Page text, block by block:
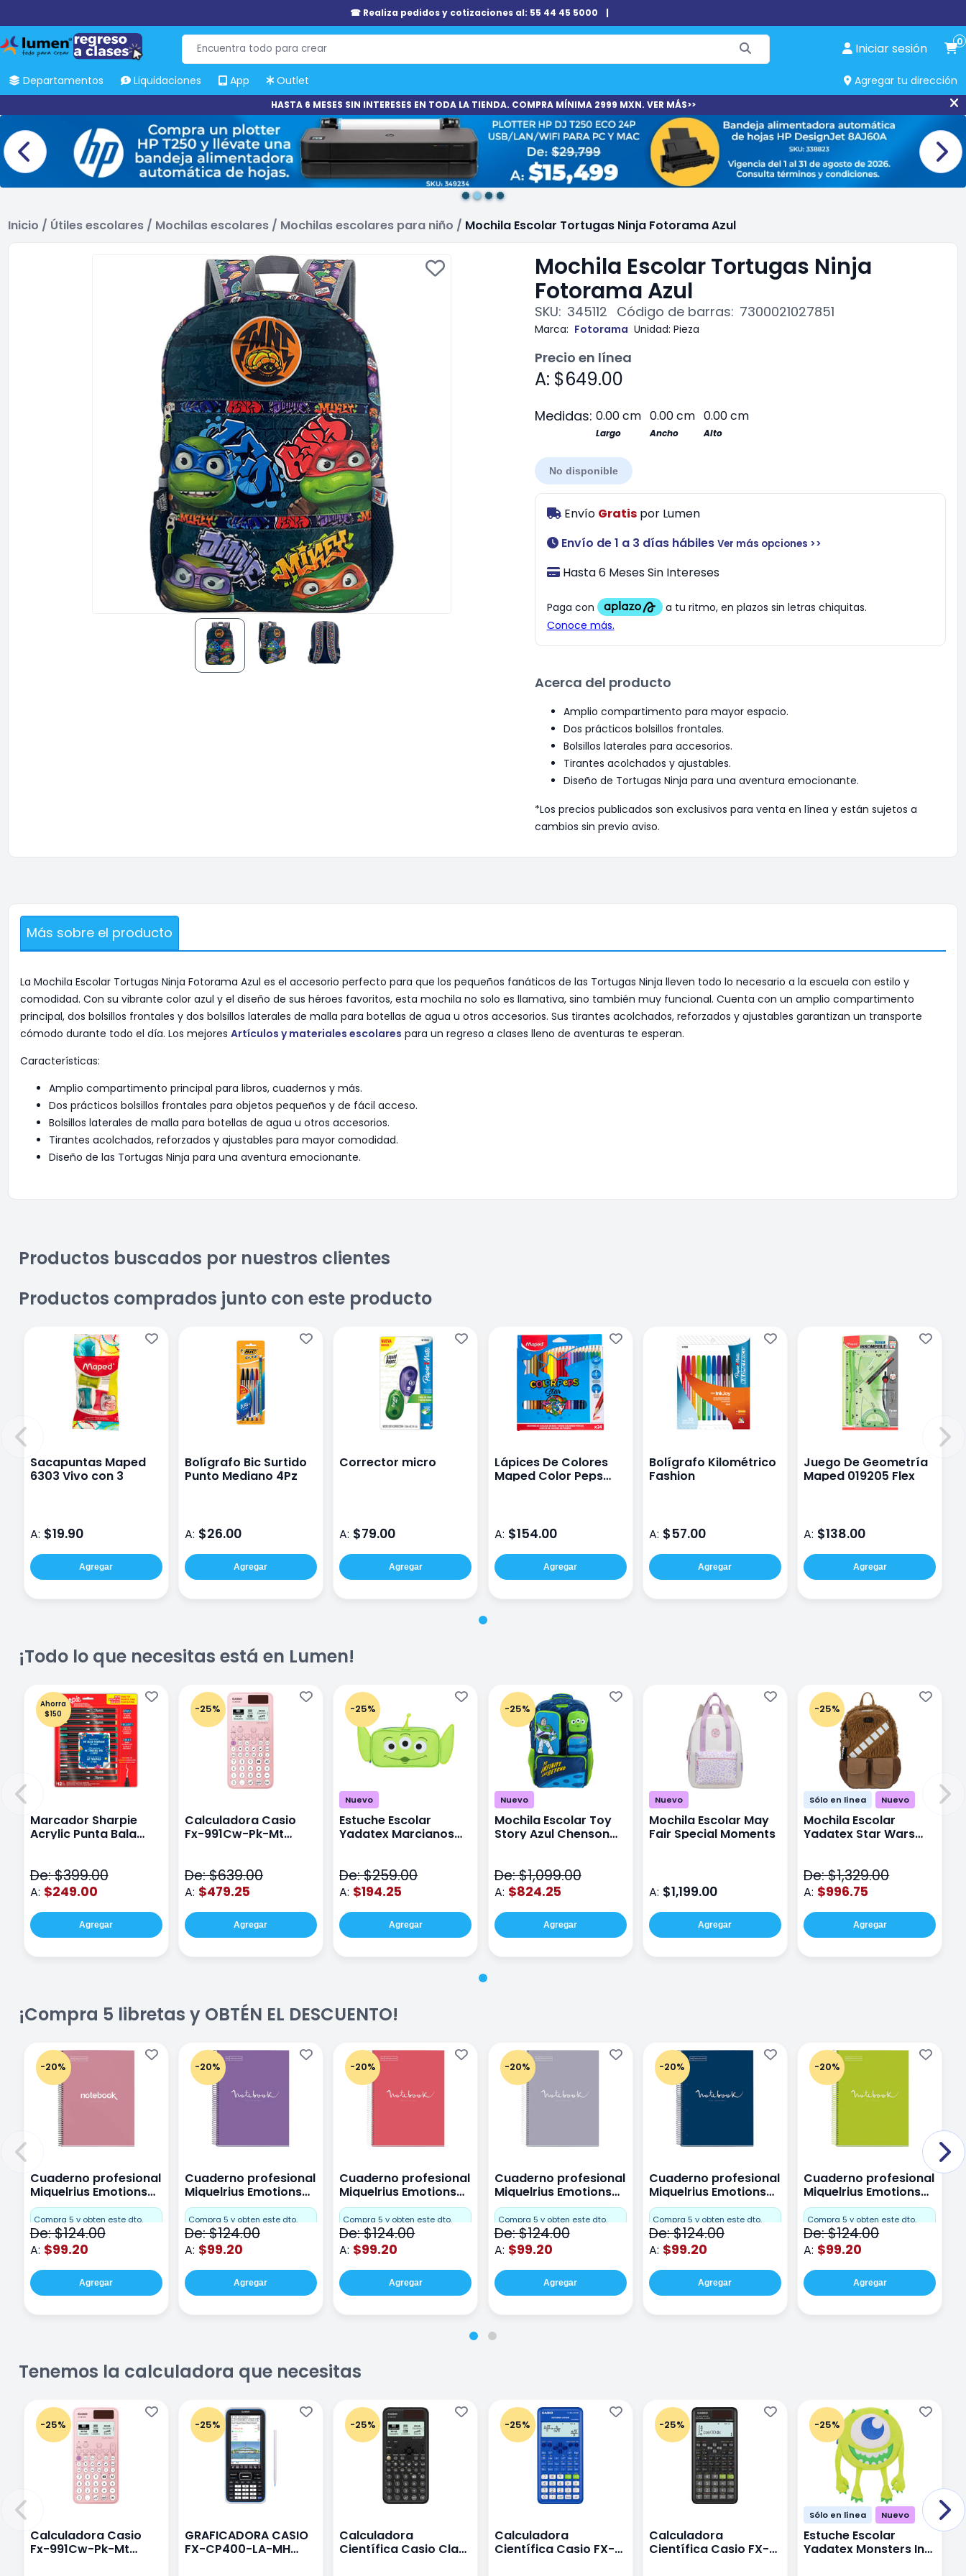
☎ Realiza pedidos y cotizaciones al: 55 44 45 5000 |
Iniciar sesión 0
Departamentos Liquidaciones App Outlet Agregar tu dirección
HASTA 6 MESES SIN INTERESES EN TODA LA TIENDA. COMPRA MÍNIMA 2999 MXN. VER MÁS>>
Inicio / Útiles escolares / Mochilas escolares / Mochilas escolares para niño / Mochila Escolar Tortugas Ninja Fotorama Azul
Mochila Escolar Tortugas Ninja
Fotorama Azul
SKU: 345112 Código de barras: 7300021027851
Marca: Fotorama Unidad: Pieza
Precio en línea
A: $649.00
Medidas: 0.00 cm 0.00 cm 0.00 cm
Largo Ancho Alto
No disponible
Envío Gratispor Lumen
Envío de 1 a 3 días hábiles Ver más opciones >>
Hasta 6 Meses Sin Intereses
Acerca del producto
Amplio compartimento para mayor espacio.
Dos prácticos bolsillos frontales.
Bolsillos laterales para accesorios.
Tirantes acolchados y ajustables.
Diseño de Tortugas Ninja para una aventura emocionante.
*Los precios publicados son exclusivos para venta en línea y están sujetos a
cambios sin previo aviso.
Más sobre el producto
La Mochila Escolar Tortugas Ninja Fotorama Azul es el accesorio perfecto para que los pequeños fanáticos de las Tortugas Ninja lleven todo lo necesario a la escuela con estilo y
comodidad. Con su vibrante color azul y el diseño de sus héroes favoritos, esta mochila no solo es llamativa, sino también muy funcional. Cuenta con un amplio compartimento
principal, dos bolsillos frontales y dos bolsillos laterales de malla para botellas de agua u otros accesorios. Sus tirantes acolchados, reforzados y ajustables garantizan un transporte
cómodo durante todo el día. Los mejores Artículos y materiales escolares para un regreso a clases lleno de aventuras te esperan.
Características:
Amplio compartimento principal para libros, cuadernos y más.
Dos prácticos bolsillos frontales para objetos pequeños y de fácil acceso.
Bolsillos laterales de malla para botellas de agua u otros accesorios.
Tirantes acolchados, reforzados y ajustables para mayor comodidad.
Diseño de las Tortugas Ninja para una aventura emocionante.
Productos buscados por nuestros clientes
Productos comprados junto con este producto
Sacapuntas Maped
6303 Vivo con 3
A: $19.90
Agregar
Bolígrafo Bic Surtido
Punto Mediano 4Pz
A: $26.00
Agregar
Corrector micro
A: $79.00
Agregar
Lápices De Colores
Maped Color Peps
A: $154.00
Agregar
Bolígrafo Kilométrico
Fashion
A: $57.00
Agregar
Juego De Geometría
Maped 019205 Flex
A: $138.00
Agregar
¡Todo lo que necesitas está en Lumen!
Ahorra
$150
Marcador Sharpie
Acrylic Punta Bala
De: $399.00
A: $249.00
Agregar
-25%
Calculadora Casio
Fx-991Cw-Pk-Mt
De: $639.00
A: $479.25
Agregar
-25%
Nuevo
Estuche Escolar
Yadatex Marcianos
De: $259.00
A: $194.25
Agregar
-25%
Nuevo
Mochila Escolar Toy
Story Azul Chenson
De: $1,099.00
A: $824.25
Agregar
Nuevo
Mochila Escolar May
Fair Special Moments
A: $1,199.00
Agregar
-25%
Sólo en línea Nuevo
Mochila Escolar
Yadatex Star Wars
De: $1,329.00
A: $996.75
Agregar
¡Compra 5 libretas y OBTÉN EL DESCUENTO!
-20%
Cuaderno profesional
Miquelrius Emotions
Cuadro Chico 80
hojas Rosa
Compra 5 y obten este dto.
De: $124.00
A: $99.20
Agregar
-20%
Cuaderno profesional
Miquelrius Emotions
raya 80 hojas Purpura
Compra 5 y obten este dto.
De: $124.00
A: $99.20
Agregar
-20%
Cuaderno profesional
Miquelrius Emotions
raya 80 hojas Coral
Compra 5 y obten este dto.
De: $124.00
A: $99.20
Agregar
-20%
Cuaderno profesional
Miquelrius Emotions
raya 80 hojas Gris
Compra 5 y obten este dto.
De: $124.00
A: $99.20
Agregar
-20%
Cuaderno profesional
Miquelrius Emotions
Dots 80 hojas
Compra 5 y obten este dto.
De: $124.00
A: $99.20
Agregar
-20%
Cuaderno profesional
Miquelrius Emotions
Dots 80 hojas Lima
Compra 5 y obten este dto.
De: $124.00
A: $99.20
Agregar
Tenemos la calculadora que necesitas
-25%
Calculadora Casio
Fx-991Cw-Pk-Mt
-25%
GRAFICADORA CASIO
FX-CP400-LA-MH
-25%
Calculadora
Científica Casio Class
-25%
Calculadora
Científica Casio FX-
-25%
Calculadora
Científica Casio FX-
-25%
Sólo en línea Nuevo
Estuche Escolar
Yadatex Monsters Inc